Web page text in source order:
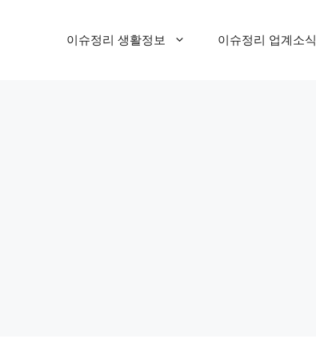
이슈정리 생활정보 이슈정리 업계소식